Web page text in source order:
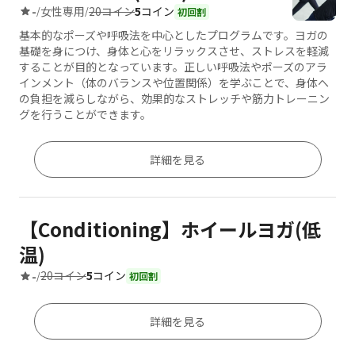
-/女性専用/20コイン5コイン 初回割
基本的なポーズや呼吸法を中心としたプログラムです。ヨガの
基礎を身につけ、身体と心をリラックスさせ、ストレスを軽減
することが目的となっています。正しい呼吸法やポーズのアラ
インメント（体のバランスや位置関係）を学ぶことで、身体へ
の負担を減らしながら、効果的なストレッチや筋力トレーニン
グを行うことができます。
詳細を見る
【Conditioning】ホイールヨガ(低
温)
-/20コイン5コイン 初回割
詳細を見る